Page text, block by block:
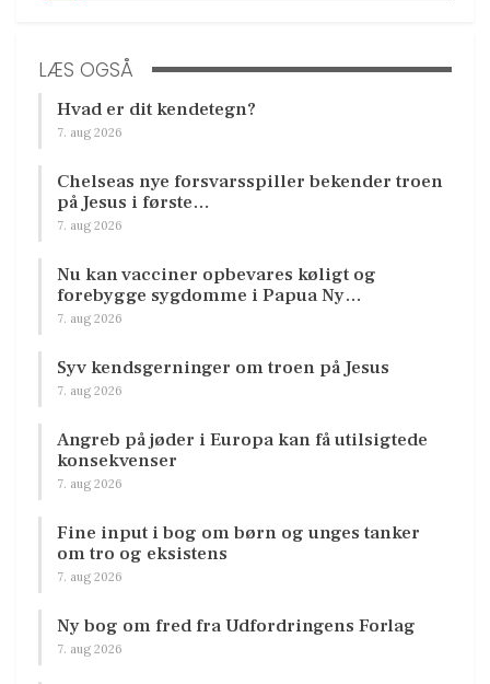
LÆS OGSÅ
Hvad er dit kendetegn?
7. aug 2026
Chelseas nye forsvarsspiller bekender troen
på Jesus i første…
7. aug 2026
Nu kan vacciner opbevares køligt og
forebygge sygdomme i Papua Ny…
7. aug 2026
Syv kendsgerninger om troen på Jesus
7. aug 2026
Angreb på jøder i Europa kan få utilsigtede
konsekvenser
7. aug 2026
Fine input i bog om børn og unges tanker
om tro og eksistens
7. aug 2026
Ny bog om fred fra Udfordringens Forlag
7. aug 2026